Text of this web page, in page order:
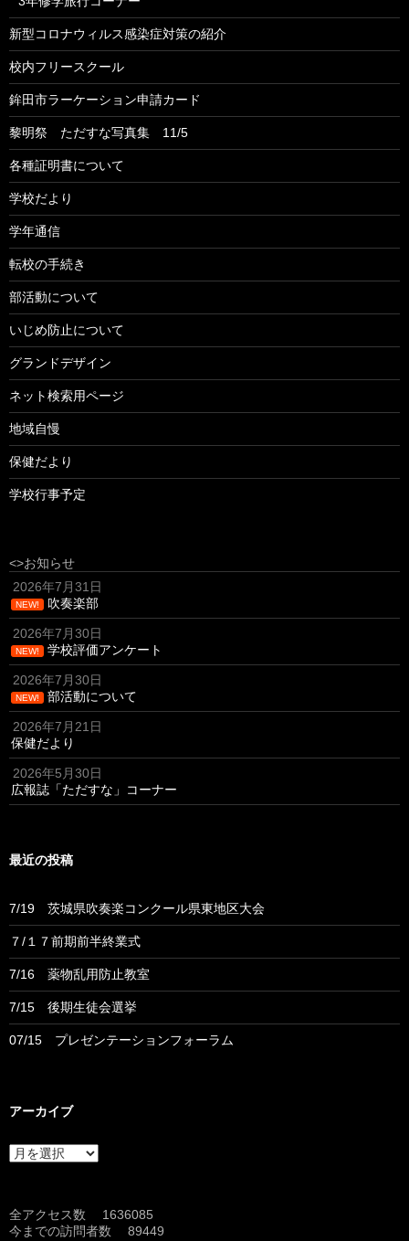
新型コロナウィルス感染症対策の紹介
校内フリースクール
鉾田市ラーケーション申請カード
黎明祭 ただすな写真集 11/5
各種証明書について
学校だより
学年通信
転校の手続き
部活動について
いじめ防止について
グランドデザイン
ネット検索用ページ
地域自慢
保健だより
学校行事予定
<>お知らせ
2026年7月31日
NEW! 吹奏楽部
2026年7月30日
NEW! 学校評価アンケート
2026年7月30日
NEW! 部活動について
2026年7月21日
保健だより
2026年5月30日
広報誌「ただすな」コーナー
最近の投稿
7/19 茨城県吹奏楽コンクール県東地区大会
７/１７前期前半終業式
7/16 薬物乱用防止教室
7/15 後期生徒会選挙
07/15 プレゼンテーションフォーラム
アーカイブ
ア
ブ
全アクセス数 1636085
今までの訪問者数 89449